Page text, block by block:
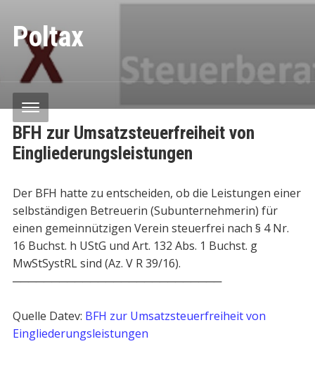
Poltax
BFH zur Umsatzsteuerfreiheit von
Eingliederungsleistungen
Der BFH hatte zu entscheiden, ob die Leistungen einer
selbständigen Betreuerin (Subunternehmerin) für
einen gemeinnützigen Verein steuerfrei nach § 4 Nr.
16 Buchst. h UStG und Art. 132 Abs. 1 Buchst. g
MwStSystRL sind (Az. V R 39/16).
───────────────────────────
Quelle Datev: BFH zur Umsatzsteuerfreiheit von
Eingliederungsleistungen